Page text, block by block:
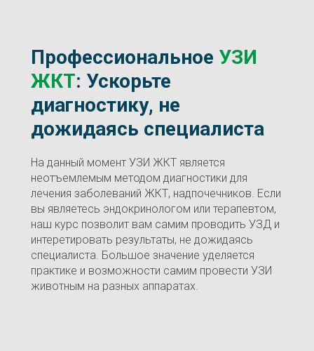
Профессиональное УЗИ
ЖКТ: Ускорьте
диагностику, не
дожидаясь специалиста
На данный момент УЗИ ЖКТ является
неотъемлемым методом диагностики для
лечения заболеваний ЖКТ, надпочечников. Если
вы являетесь эндокринологом или терапевтом,
наш курс позволит вам самим проводить УЗД и
интеретировать результаты, не дожидаясь
специалиста. Большое значение уделяется
практике и возможности самим провести УЗИ
животным на разных аппаратах.